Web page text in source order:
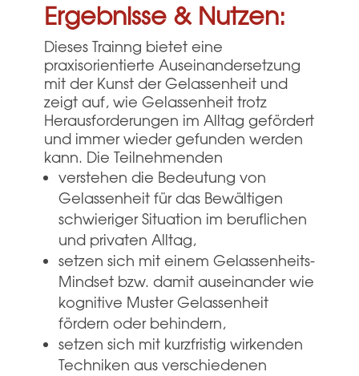
Ergebnisse & Nutzen:
Dieses Trainng bietet eine
praxisorientierte Auseinandersetzung
mit der Kunst der Gelassenheit und
zeigt auf, wie Gelassenheit trotz
Herausforderungen im Alltag gefördert
und immer wieder gefunden werden
kann. Die Teilnehmenden
verstehen die Bedeutung von
Gelassenheit für das Bewältigen
schwieriger Situation im beruflichen
und privaten Alltag,
setzen sich mit einem Gelassenheits-
Mindset bzw. damit auseinander wie
kognitive Muster Gelassenheit
fördern oder behindern,
setzen sich mit kurzfristig wirkenden
Techniken aus verschiedenen